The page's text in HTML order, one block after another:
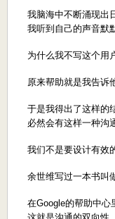
我脑海中不断涌现出
我听到自己的声音默
为什么我不写这个用
原来帮助就是我告诉
于是我得出了这样的
必然会有这样一种沟
我们不是要设计有效
余世维写过一本书叫
在Google的帮助中心